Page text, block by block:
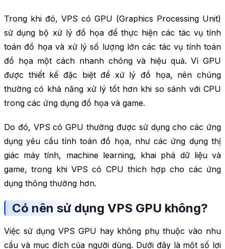
Trong khi đó, VPS có GPU (Graphics Processing Unit)
sử dụng bộ xử lý đồ họa để thực hiện các tác vụ tính
toán đồ họa và xử lý số lượng lớn các tác vụ tính toán
đồ họa một cách nhanh chóng và hiệu quả. Vì GPU
được thiết kế đặc biệt để xử lý đồ họa, nên chúng
thường có khả năng xử lý tốt hơn khi so sánh với CPU
trong các ứng dụng đồ họa và game.
Do đó, VPS có GPU thường được sử dụng cho các ứng
dụng yêu cầu tính toán đồ họa, như các ứng dụng thị
giác máy tính, machine learning, khai phá dữ liệu và
game, trong khi VPS có CPU thích hợp cho các ứng
dụng thông thường hơn.
Có nên sử dụng VPS GPU không?
Việc sử dụng VPS GPU hay không phụ thuộc vào nhu
cầu và mục đích của người dùng. Dưới đây là một số lợi